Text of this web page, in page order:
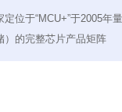
位于“MCU+”于2005
）的完整芯片产品矩阵